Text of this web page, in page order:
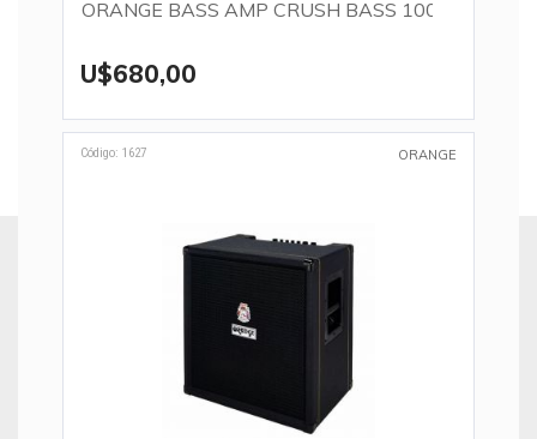
ORANGE BASS AMP CRUSH BASS 100
U$680,00
Código: 1627 ORANGE